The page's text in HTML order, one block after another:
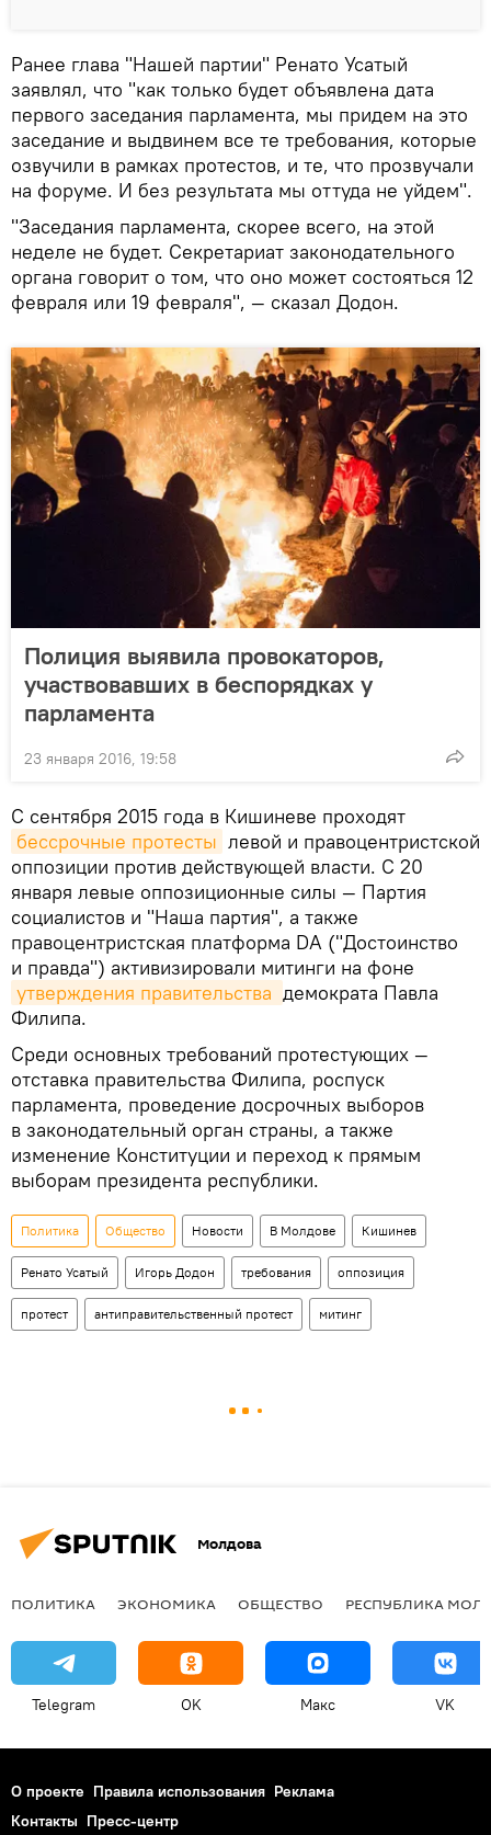
Ранее глава "Нашей партии" Ренато Усатый
заявлял, что "как только будет объявлена дата
первого заседания парламента, мы придем на это
заседание и выдвинем все те требования, которые
озвучили в рамках протестов, и те, что прозвучали
на форуме. И без результата мы оттуда не уйдем".
"Заседания парламента, скорее всего, на этой
неделе не будет. Секретариат законодательного
органа говорит о том, что оно может состояться 12
февраля или 19 февраля", — сказал Додон.
Полиция выявила провокаторов,
участвовавших в беспорядках у
парламента
23 января 2016, 19:58
С сентября 2015 года в Кишиневе проходят
бессрочные протесты левой и правоцентристской
оппозиции против действующей власти. С 20
января левые оппозиционные силы — Партия
социалистов и "Наша партия", а также
правоцентристская платформа DA ("Достоинство
и правда") активизировали митинги на фоне
утверждения правительства демократа Павла
Филипа.
Среди основных требований протестующих —
отставка правительства Филипа, роспуск
парламента, проведение досрочных выборов
в законодательный орган страны, а также
изменение Конституции и переход к прямым
выборам президента республики.
Политика Общество Новости В Молдове Кишинев
Ренато Усатый Игорь Додон требования оппозиция
протест антиправительственный протест митинг
Молдова
ПОЛИТИКА ЭКОНОМИКА ОБЩЕСТВО РЕСПУБЛИКА
Telegram OK Макс VK
О проекте Правила использования Реклама
Контакты Пресс-центр